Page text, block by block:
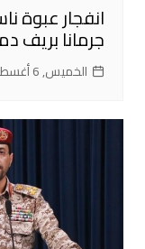
انفجار عبوة
جرمانا بريف
الخميس, 6 أغسطس 2026, 22:50